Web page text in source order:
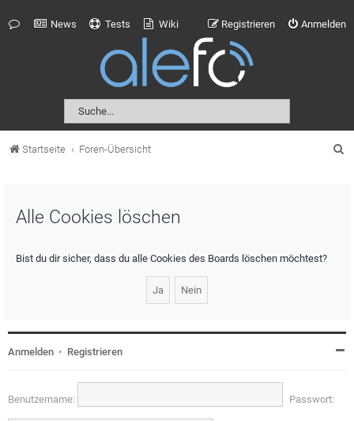
News Tests Wiki Anmelden
Registrieren
Startseite Foren-Übersicht
Alle Cookies löschen
Bist du dir sicher, dass du alle Cookies des Boards löschen möchtest?
Anmelden • Registrieren
Benutzername: Passwort: